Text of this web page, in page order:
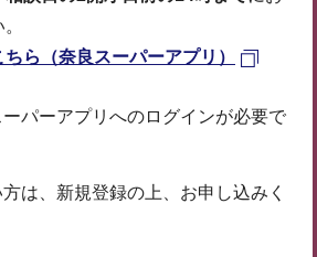
ちら（奈良スーパーアプリ）
パーアプリへのログインが必要で
は、新規登録の上、お申し込みく